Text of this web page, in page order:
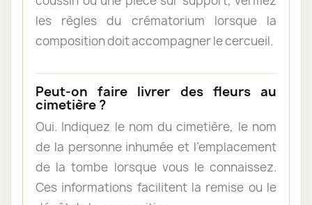
les règles du crématorium lorsque la
composition doit accompagner le cercueil.
Peut-on faire livrer des fleurs au
cimetière ?
Oui. Indiquez le nom du cimetière, le nom
de la personne inhumée et l’emplacement
de la tombe lorsque vous le connaissez.
Ces informations facilitent la remise ou le